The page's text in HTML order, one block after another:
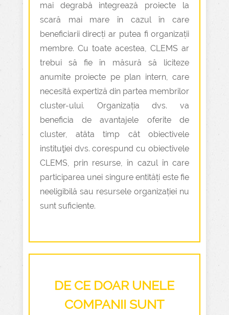
mai degrabă integrează proiecte la
scară mai mare în cazul în care
beneficiarii direcți ar putea fi organizații
membre. Cu toate acestea, CLEMS ar
trebui să fie în măsură să liciteze
anumite proiecte pe plan intern, care
necesită expertiză din partea membrilor
cluster-ului. Organizația dvs. va
beneficia de avantajele oferite de
cluster, atâta timp cât obiectivele
instituţiei dvs. corespund cu obiectivele
CLEMS, prin resurse, în cazul în care
participarea unei singure entități este fie
neeligibilă sau resursele organizației nu
sunt suficiente.
DE CE DOAR UNELE
COMPANII SUNT